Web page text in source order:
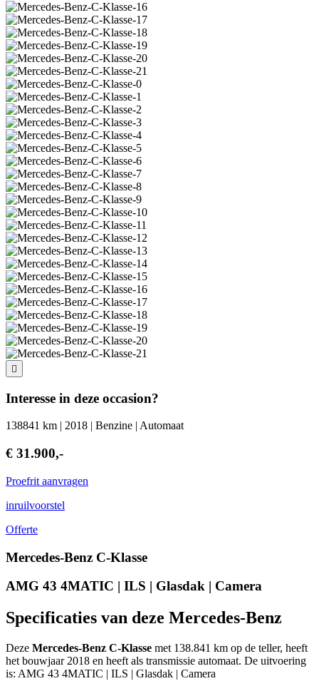
Interesse in deze occasion?
138841 km | 2018 | Benzine | Automaat
€ 31.900,-
Proefrit aanvragen
inruilvoorstel
Offerte
Mercedes-Benz C-Klasse
AMG 43 4MATIC | ILS | Glasdak | Camera
Specificaties van deze Mercedes-Benz
Deze Mercedes-Benz C-Klasse met 138.841 km op de teller, heeft
het bouwjaar 2018 en heeft als transmissie automaat. De uitvoering
is: AMG 43 4MATIC | ILS | Glasdak | Camera